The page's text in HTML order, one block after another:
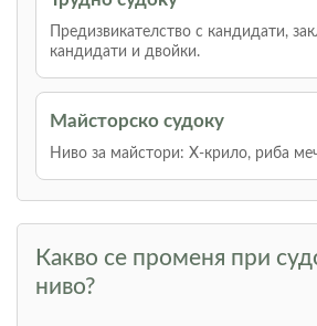
Предизвикателство с кандидати,
кандидати и двойки.
Майсторско судоку
Ниво за майстори: Х-крило, риба
Какво се променя при
ниво?